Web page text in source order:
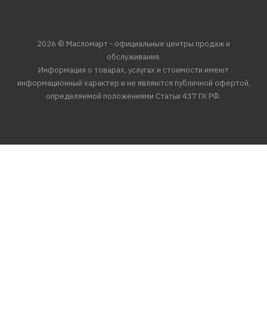
2026 © Масломарт - официальные центры продаж и
обслуживания.
Информация о товарах, услугах и стоимости имеют
информационный характер и не являются публичной офертой,
определяемой положениями Статьи 437 ГК РФ.